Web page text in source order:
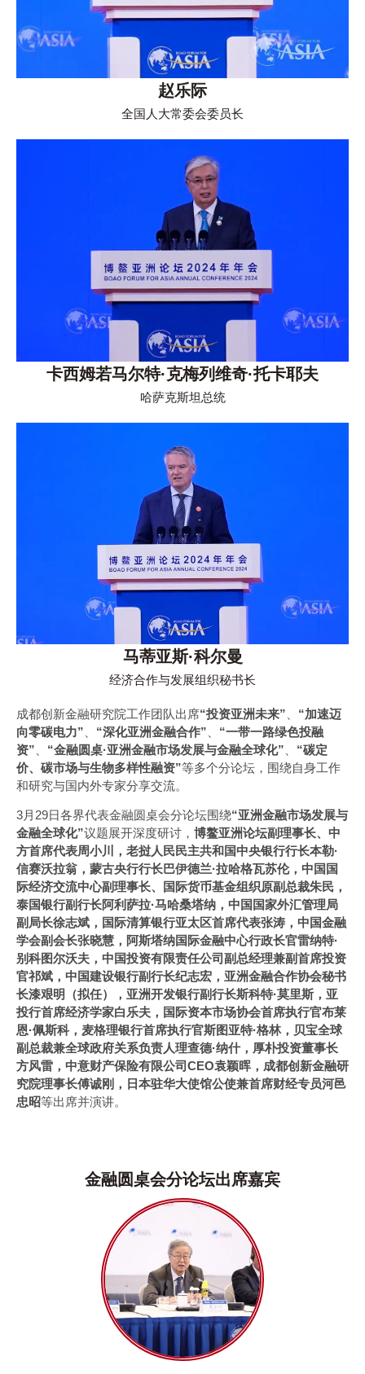
赵乐际
全国人大常委会委员长
卡西姆若马尔特·克梅列维奇·托卡耶夫
哈萨克斯坦总统
马蒂亚斯·科尔曼
经济合作与发展组织秘书长
成都创新金融研究院工作团队出席“投资亚洲未来”
“加速迈
向零碳电力”
“深化亚洲金融合作”
“一带一路绿色投融
资”
“金融圆桌·亚洲金融市场发展与金融全球化”
“碳定
价、碳市场与生物多样性融资”等多个分论坛，围绕自身工作
和研究与国内外专家分享交流。
3月29日各界代表金融圆桌会分论坛围绕“亚洲金融市场发展与
金融全球化”议题展开深度研讨， 博鳌亚洲论坛副理事长、中
方首席代表周小川，老挝人民民主共和国中央银行行长本勒·
信赛沃拉翁，蒙古央行行长巴伊德兰·拉哈格瓦苏伦，中国国
际经济交流中心副理事长、国际货币基金组织原副总裁朱民，
泰国银行副行长阿利萨拉·马哈桑塔纳，中国国家外汇管理局
副局长徐志斌，国际清算银行亚太区首席代表张涛，中国金融
学会副会长张晓慧，阿斯塔纳国际金融中心行政长官雷纳特·
别科图尔沃夫，中国投资有限责任公司副总经理兼副首席投资
官祁斌，中国建设银行副行长纪志宏，亚洲金融合作协会秘书
长漆艰明（拟任），亚洲开发银行副行长斯科特·莫里斯，亚
投行首席经济学家白乐夫，国际资本市场协会首席执行官布莱
恩·佩斯科，麦格理银行首席执行官斯图亚特·格林，贝宝全球
副总裁兼全球政府关系负责人理查德·纳什，厚朴投资董事长
方风雷，中意财产保险有限公司CEO袁颖晖，成都创新金融研
究院理事长傅诚刚，日本驻华大使馆公使兼首席财经专员河邑
忠昭等出席并演讲。
金融圆桌会分论坛出席嘉宾